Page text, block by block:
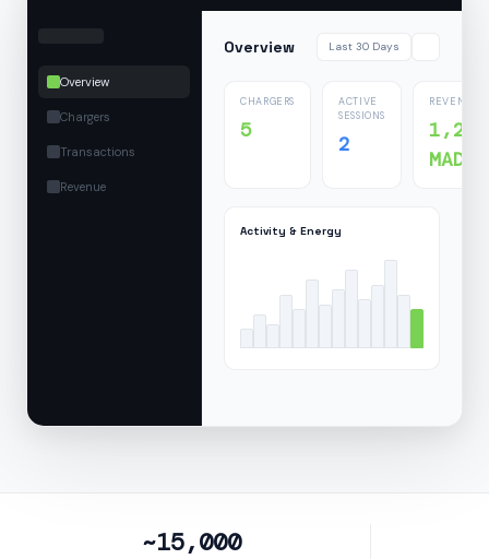
Overview
Chargers
Transactions
Revenue
Overview Last 30 Days
CHARGERS
5
ACTIVE
SESSIONS
2
REVENUE
1,240
MAD
Activity & Energy
~15,000